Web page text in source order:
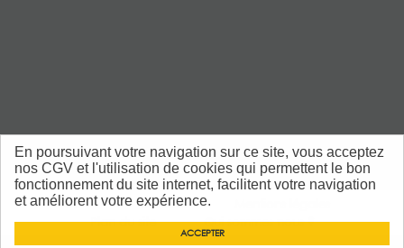
ACCEPTER
En poursuivant votre navigation sur ce site, vous acceptez
nos CGV et l'utilisation de cookies qui permettent le bon
fonctionnement du site internet, facilitent votre navigation
et améliorent votre expérience.
CGV Contact
Plan du site
Qui sommes nous ?